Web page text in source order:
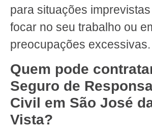
para situações
focar no seu trabalho ou
preocupações excessivas.
Quem pode
Seguro de
Civil em São José
Vista?